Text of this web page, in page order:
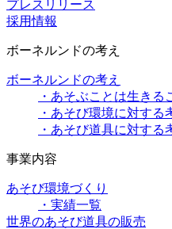
プレスリリース
採用情報
ボーネルンドの考え
ボーネルンドの考え
・あそぶことは生きる
・あそび環境に対する
・あそび道具に対する
事業内容
あそび環境づくり
・実績一覧
世界のあそび道具の販売